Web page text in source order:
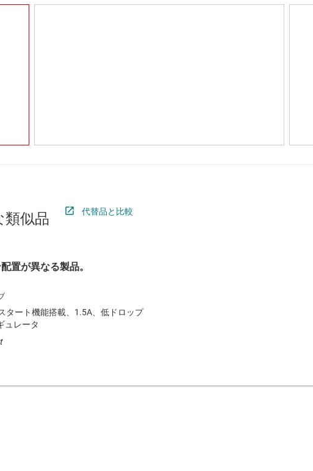
類似品 代替品と比較
置が異なる製品。
タート機能搭載、1.5A、低ドロップ
ュレータ